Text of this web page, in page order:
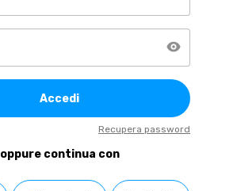
Accedi
Recupera password
oppure continua con